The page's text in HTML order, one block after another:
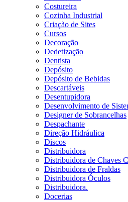
Costureira
Cozinha Industrial
Criação de Sites
Cursos
Decoração
Dedetização
Dentista
Depósito
Depósito de Bebidas
Descartáveis
Desentupidora
Desenvolvimento de
Designer de Sobrancelhas
Despachante
Direção Hidráulica
Discos
Distribuidora
Distribuidora de Chaves
Distribuidora de Fraldas
Distribuidora Óculos
Distribuidora.
Docerias